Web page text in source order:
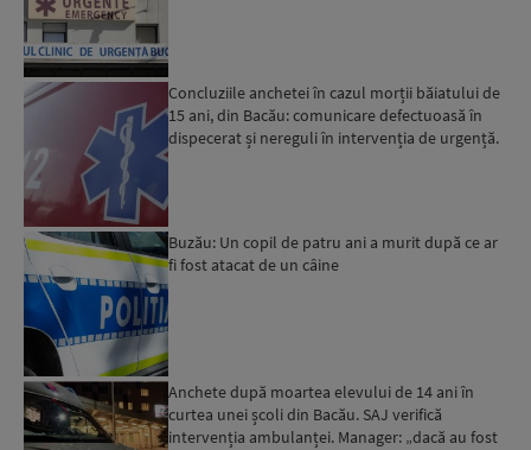
Concluziile anchetei în cazul morții băiatului de
15 ani, din Bacău: comunicare defectuoasă în
dispecerat și nereguli în intervenția de urgență.
Buzău: Un copil de patru ani a murit după ce ar
fi fost atacat de un câine
Anchete după moartea elevului de 14 ani în
curtea unei școli din Bacău. SAJ verifică
intervenția ambulanței. Manager: „dacă au fost